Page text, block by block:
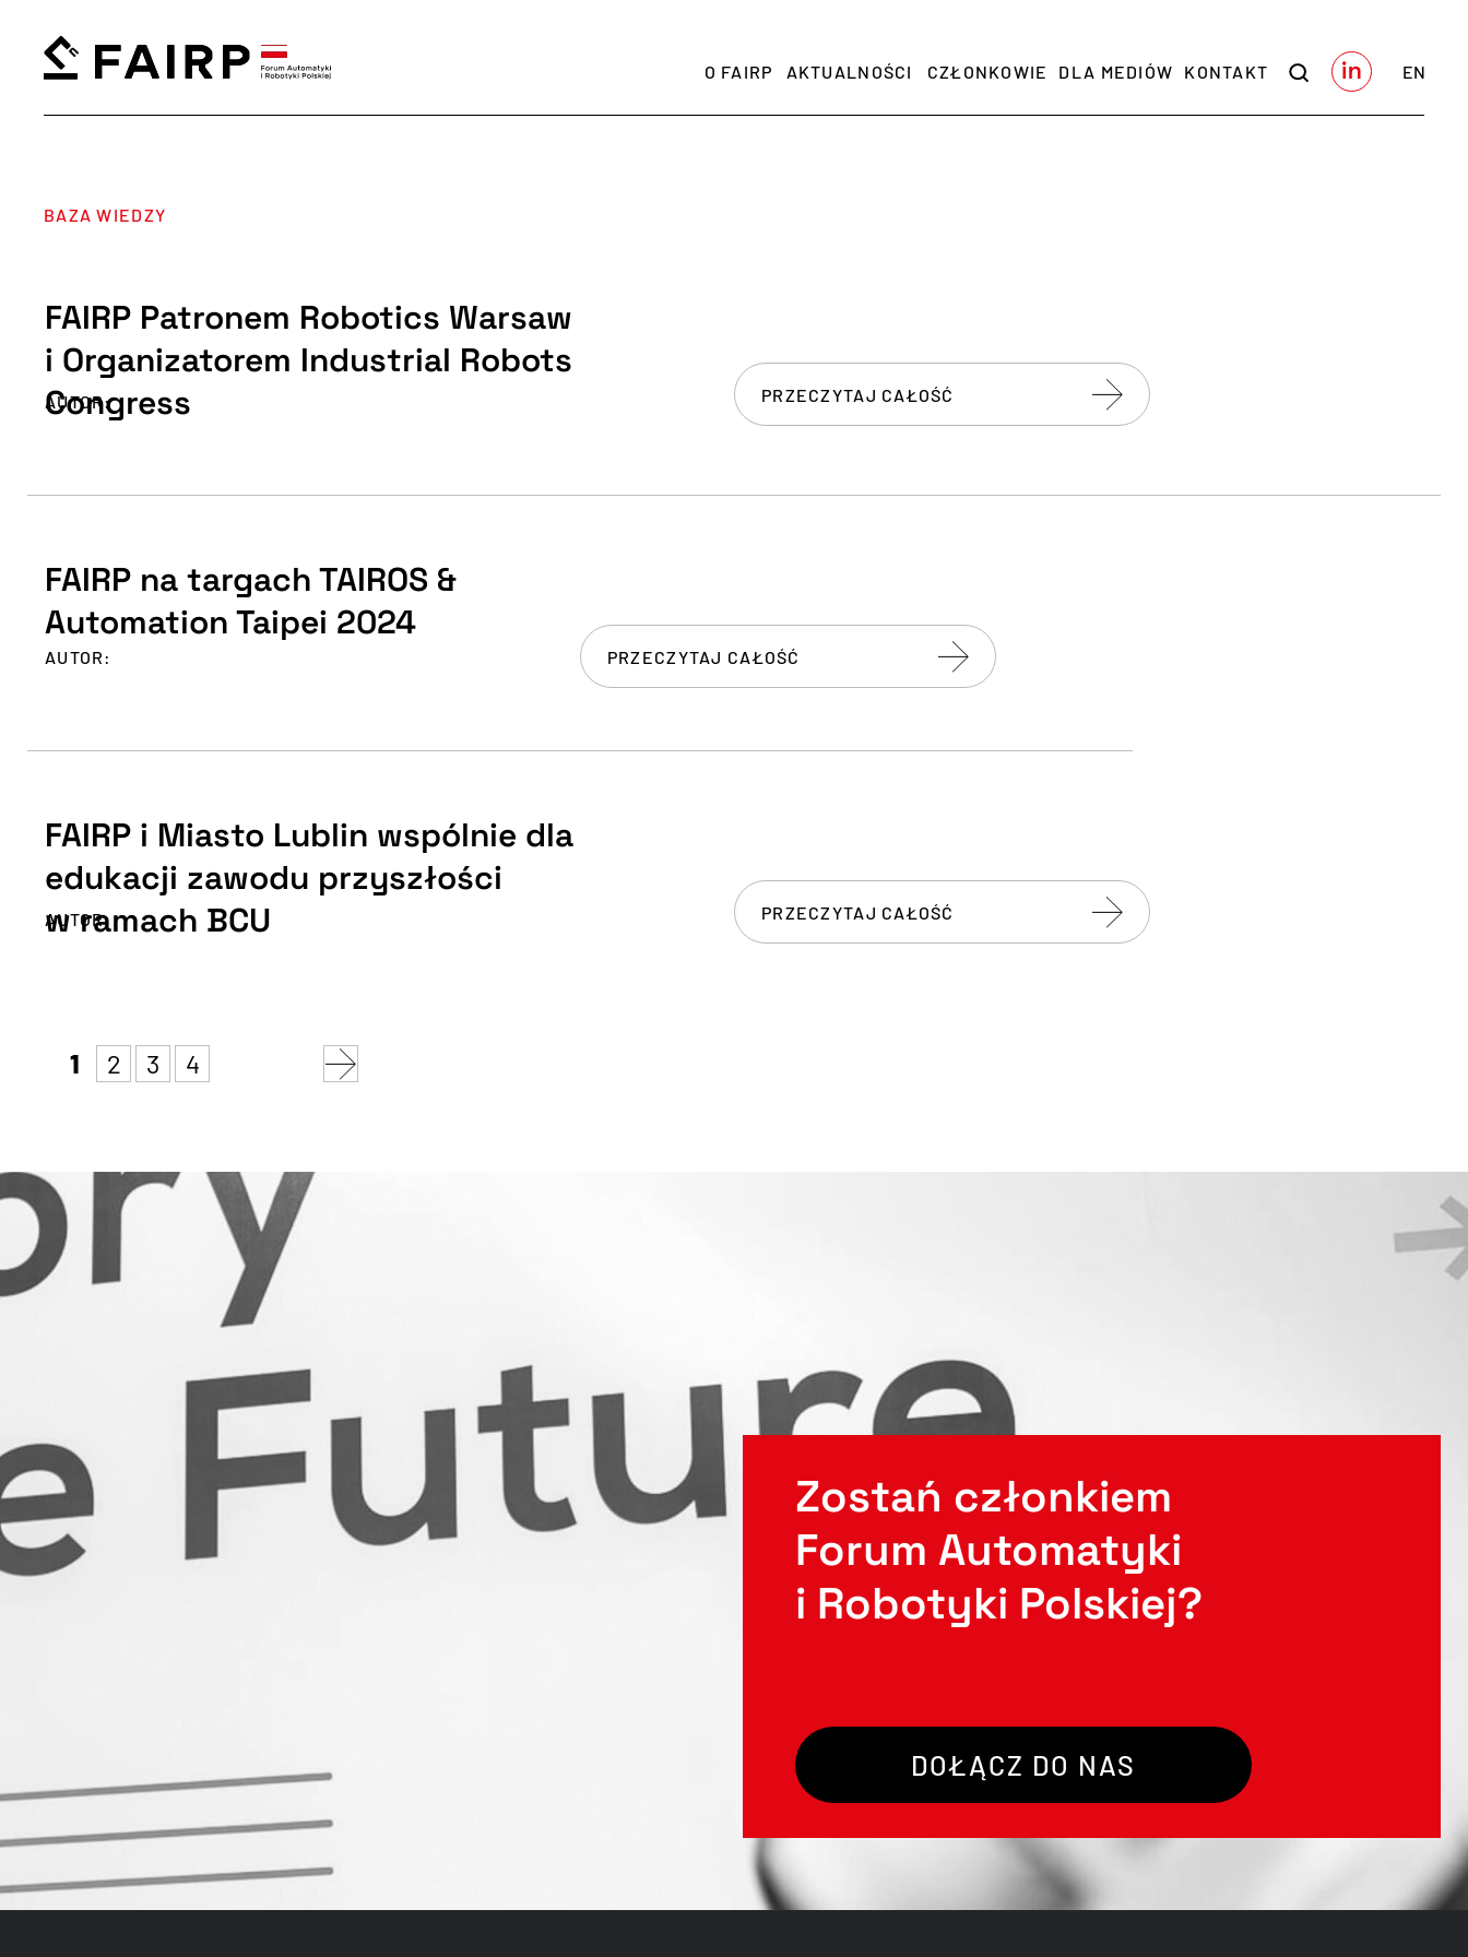
O FAIRP AKTUALNOŚCI CZŁONKOWIE DLA MEDIÓW KONTAKT EN
BAZA WIEDZY
FAIRP Patronem Robotics Warsaw
i Organizatorem Industrial Robots
Congress
AUTOR: PRZECZYTAJ CAŁOŚĆ
FAIRP na targach TAIROS &
Automation Taipei 2024
AUTOR: PRZECZYTAJ CAŁOŚĆ
FAIRP i Miasto Lublin wspólnie dla
edukacji zawodu przyszłości
w ramach BCU
AUTOR: PRZECZYTAJ CAŁOŚĆ
1 2 3 4
Zostań członkiem
Forum Automatyki
i Robotyki Polskiej?
DOŁĄCZ DO NAS